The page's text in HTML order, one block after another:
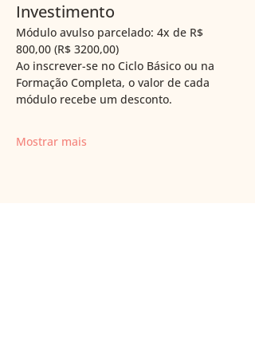
Investimento
Módulo avulso parcelado: 4x de R$
800,00 (R$ 3200,00)
Ao inscrever-se no Ciclo Básico ou na
Formação Completa, o valor de cada
módulo recebe um desconto.
Mostrar mais